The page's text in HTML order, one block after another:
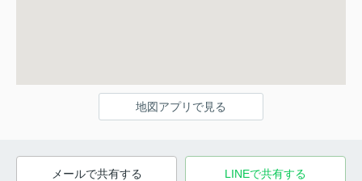
地図アプリで見る
メールで共有する LINEで共有する